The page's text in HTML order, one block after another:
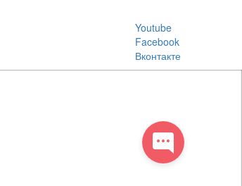
Youtube
Facebook
Вконтакте